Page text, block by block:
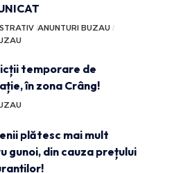
ANUNTURI BUZAU
temporare de
în zona Crâng!
plătesc mai mult
gunoi, din cauza prețului